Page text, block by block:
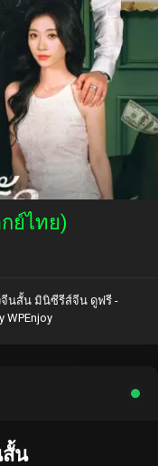
ย์ไทย)
จีนสั้น มินิซีรีส์จีน ดูฟรี -
WPEnjoy
น